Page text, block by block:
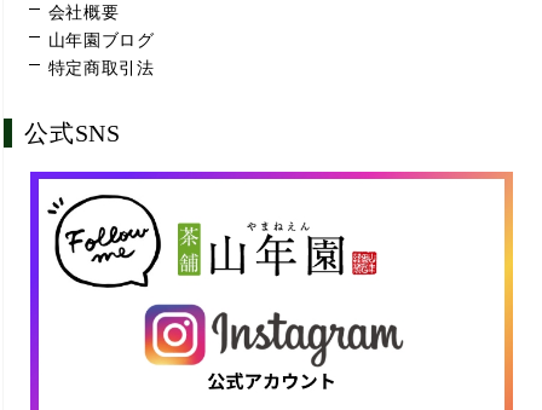
会社概要
山年園ブログ
特定商取引法
公式SNS